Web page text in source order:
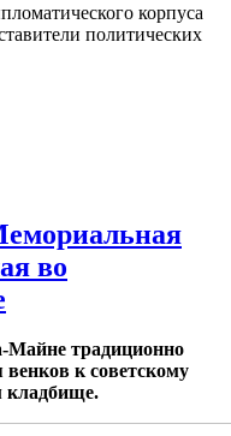
корпуса
политических
во
Майне традиционно
венков к советскому
кладбище.